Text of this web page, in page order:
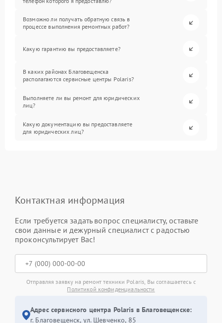
Возможно ли получать обратную связь в
процессе выполнения ремонтных работ?
Какую гарантию вы предоставляете?
В каких районах Благовещенска
располагаются сервисные центры Polaris?
Выполняете ли вы ремонт для юридических
лиц?
Какую документацию вы предоставляете
для юридических лиц?
Контактная информация
Если требуется задать вопрос специалисту, оставьте
свои данные и дежурный специалист с радостью
проконсультирует Вас!
Отправляя заявку на ремонт техники Polaris, Вы соглашаетесь с
Политикой конфиденциальности
Адрес сервисного центра Polaris в Благовещенске:
г. Благовещенск, ул. Шевченко, 85